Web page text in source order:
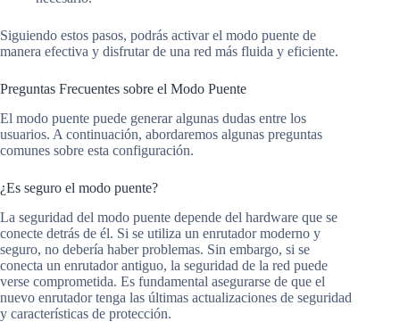
Siguiendo estos pasos, podrás activar el modo puente de
manera efectiva y disfrutar de una red más fluida y eficiente.
Preguntas Frecuentes sobre el Modo Puente
El modo puente puede generar algunas dudas entre los
usuarios. A continuación, abordaremos algunas preguntas
comunes sobre esta configuración.
¿Es seguro el modo puente?
La seguridad del modo puente depende del hardware que se
conecte detrás de él. Si se utiliza un enrutador moderno y
seguro, no debería haber problemas. Sin embargo, si se
conecta un enrutador antiguo, la seguridad de la red puede
verse comprometida. Es fundamental asegurarse de que el
nuevo enrutador tenga las últimas actualizaciones de seguridad
y características de protección.